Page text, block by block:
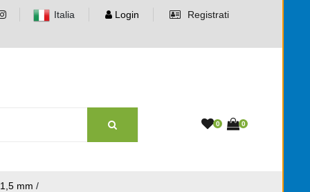
Italia Login Registrati
0 0
mm /